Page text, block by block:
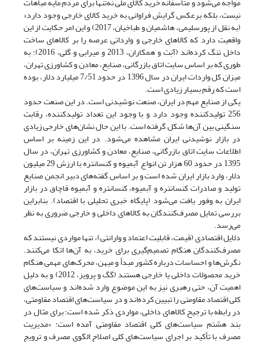
نیست، بلکه برعکس گرایش فراوانی به خرید کالای خارجی وجود دارد«
(به نقل از پورسلیمی، هاشمیان و طباخیان، 2017) و این امر حکایت از این
واقعیت دارد که کالاهای خارجی و وارداتی عرصه را بر کالاهای ساخت
داخل تنگ کرده‌اند (آنِت و همکاران، 2013 و میرابی و گلی، 2016)؛ به
طوری که بر اساس سایت اتاق بازرگانی، صنایع، معادن و کشاورزی تهران،
میزان کل واردات ایران در سال 1396 در حدود 7/51 میلیارد دلار، بوده
است که رقم بسیار زیادی است.
یکی از صنایع مهم در ایران، صنعت نوشیدنی است. در این صنعت حدود
256 تولیدکننده وجود دارد و با وجود این تعداد تولیدکننده، رقابت
سنگینی بین آن‌ها شکل گرفته است. با این حال نشان‌های خارجی زیادی
در بازار نوشیدنی ایران مشاهده می‌شود. در این زمینه بر اساس
اطلاعات سایت اتاق بازرگانی، صنایع، معادن و کشاورزی تهران، در سال
1395 در حدود 60 هزار تن انواع آبمیوه و کنسانتره با ارزش 29 میلیون
دلار، وارد بازار ایران شده است و بر اساس گفته‌های دبیر انجمن صنایع
تولید و صادرات کنسانتره و آبمیوه، کنسانتره و آبمیوه قاچاق در بازار
ایران به وفور یافت می‌شود (پایگاه خبری تحلیلی با اقتصاد). بنابراین
بررسی تمایل مصرف‌کنندگان به کالاهای داخلی و خارجی ضروری به نظر
می‌رسد.
دلایل اقتصادی (قیمت، قابلیت اعتماد و وارانتی)، تنها مواردی نیستند که
مصرف‌کنندگان هنگام تصمیم‌گیری برای خرید، به آن‌ها اتکا می‌کنند.
نگرش‌ها و احساسات درباره کشور مبدأ و میهن، محرک‌های مهمی هنگام
خرید محصولات داخلی یا خارجی هستند (گگ و پرویز، 2012) و به دلیل
اهمیت آن، حتی رهبری نیز به این موضوع وارد شده‌اند و سیاست‌های
کلی اقتصاد مقاومتی را تبیین کرده‌اند و در سیاست‌های اقتصاد مقاومتی،
در رابطه با ترجیح کالاهای داخلی، مواردی ذکر شده است؛ برای مثال در
بند هشتم سیاست‌های کلی اقتصاد مقاومتی آمده است: «مدیریت
مصرف با تأکید بر اجرای سیاست‌های کلی اصلاح الگوی مصرف و ترویج